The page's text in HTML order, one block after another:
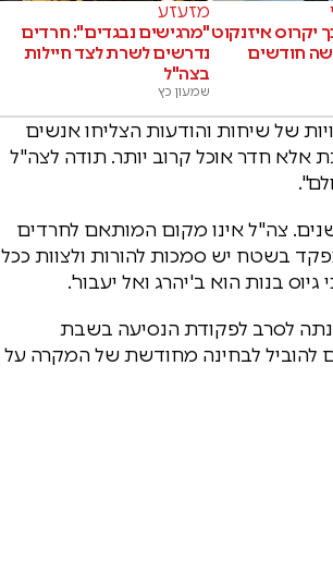
יקרוס איזנקוט
חודשים
מזעזע
"מרגישים נבגדים": חרדים
נדרשים לשרת לצד חיילות
בצה"ל
שמעון כץ
של שיחות והודעות הצליחו אנשים
אלא חדר אוכל קרוב יותר. תודה לצה"ל
צה"ל אינו מקום המותאם לחרדים
בשטח יש סמכות להורות ולצוות ככל
בנות הוא ב'יהרג ואל יעבור'.
לסרב לפקודת הנסיעה בשבת
להוביל לבחינה מחודשת של המקרה על